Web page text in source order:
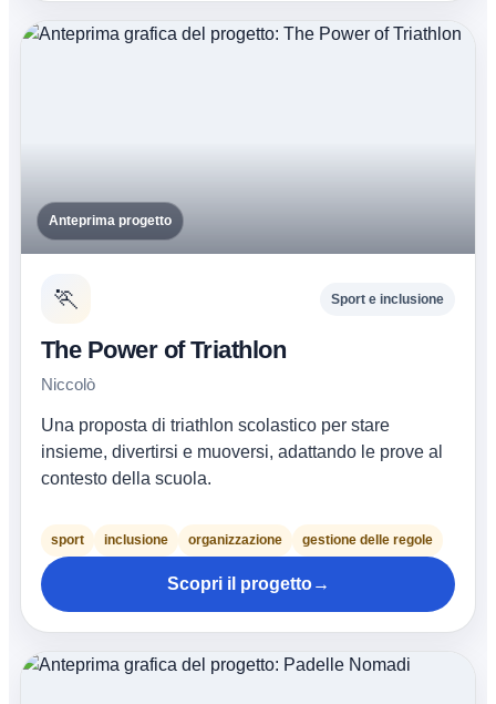
Anteprima progetto
🏃 Sport e inclusione
The Power of Triathlon
Niccolò
Una proposta di triathlon scolastico per stare
insieme, divertirsi e muoversi, adattando le prove al
contesto della scuola.
sport inclusione organizzazione gestione delle regole
Scopri il progetto→